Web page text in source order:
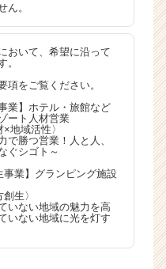
ん。
おいて、希望に沿って
。
項をご覧ください。
業】ホテル・旅館など
ート人材営業
地域活性〉
で勝つ営業！人と人、
なぐシゴト～
事業】グランピング施設
生〉
いない地域の魅力を高
いない地域に光を灯す